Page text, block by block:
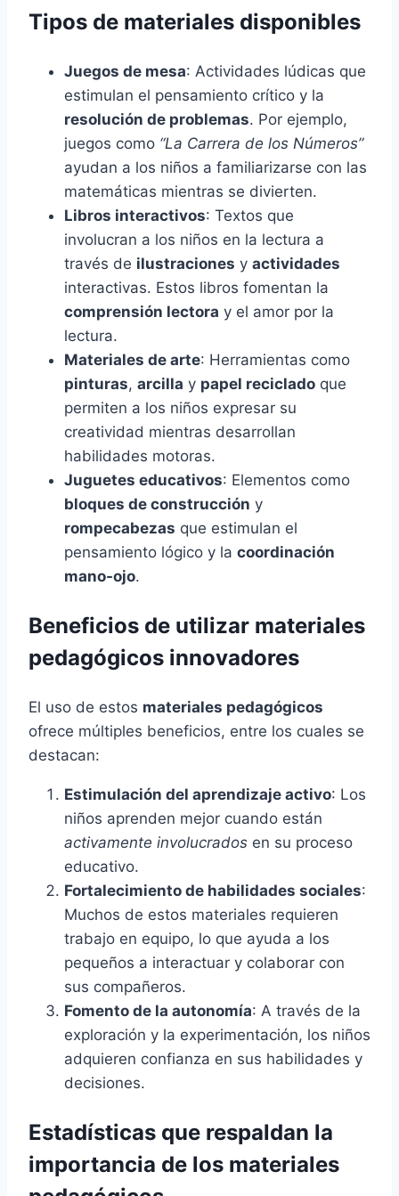
Tipos de materiales disponibles
Juegos de mesa: Actividades lúdicas que
estimulan el pensamiento crítico y la
resolución de problemas. Por ejemplo,
juegos como “La Carrera de los Números”
ayudan a los niños a familiarizarse con las
matemáticas mientras se divierten.
Libros interactivos: Textos que
involucran a los niños en la lectura a
través de ilustraciones y actividades
interactivas. Estos libros fomentan la
comprensión lectora y el amor por la
lectura.
Materiales de arte: Herramientas como
pinturas, arcilla y papel reciclado que
permiten a los niños expresar su
creatividad mientras desarrollan
habilidades motoras.
Juguetes educativos: Elementos como
bloques de construcción y
rompecabezas que estimulan el
pensamiento lógico y la coordinación
mano-ojo.
Beneficios de utilizar materiales
pedagógicos innovadores
El uso de estos materiales pedagógicos
ofrece múltiples beneficios, entre los cuales se
destacan:
Estimulación del aprendizaje activo: Los
niños aprenden mejor cuando están
activamente involucrados en su proceso
educativo.
Fortalecimiento de habilidades sociales:
Muchos de estos materiales requieren
trabajo en equipo, lo que ayuda a los
pequeños a interactuar y colaborar con
sus compañeros.
Fomento de la autonomía: A través de la
exploración y la experimentación, los niños
adquieren confianza en sus habilidades y
decisiones.
Estadísticas que respaldan la
importancia de los materiales